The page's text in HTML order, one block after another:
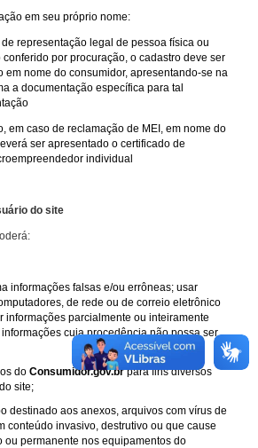
em seu próprio nome:
representação legal de pessoa física ou
conferido por procuração, o cadastro deve ser
em nome do consumidor, apresentando-se na
a documentação específica para tal
em caso de reclamação de MEI, em nome do
ser apresentado o certificado de
individual
do site
informações falsas e/ou errôneas; usar
de rede ou de correio eletrônico
informações parcialmente ou inteiramente
cuja procedência não possa ser
do Consumidor.gov.brpara fins diversos
site;
destinado aos anexos, arquivos com vírus de
conteúdo invasivo, destrutivo ou que cause
ou permanente nos equipamentos do